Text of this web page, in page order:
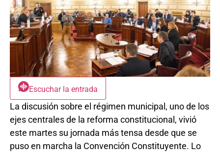
Escuchar la entrada
La discusión sobre el régimen municipal, uno de los
ejes centrales de la reforma constitucional, vivió
este martes su jornada más tensa desde que se
puso en marcha la Convención Constituyente. Lo